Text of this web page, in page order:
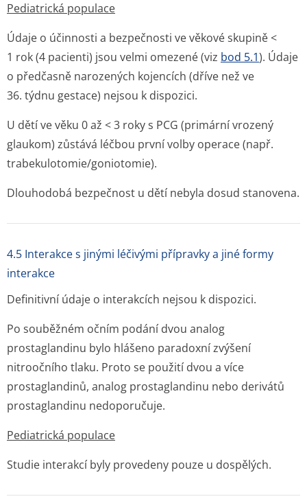
Pediatrická populace
Údaje o účinnosti a bezpečnosti ve věkové skupině <
1 rok (4 pacienti) jsou velmi omezené (viz bod 5.1). Údaje
o předčasně narozených kojencích (dříve než ve
36. týdnu gestace) nejsou k dispozici.
U dětí ve věku 0 až < 3 roky s PCG (primární vrozený
glaukom) zůstává léčbou první volby operace (např.
trabekulotomi­e/goniotomie).
Dlouhodobá bezpečnost u dětí nebyla dosud stanovena.
4.5 Interakce s jinými léčivými přípravky a jiné formy
interakce
Definitivní údaje o interakcích nejsou k dispozici.
Po souběžném očním podání dvou analog
prostaglandinu bylo hlášeno paradoxní zvýšení
nitroočního tlaku. Proto se použití dvou a více
prostaglandinů, analog prostaglandinu nebo derivátů
prostaglandinu nedoporučuje.
Pediatrická populace
Studie interakcí byly provedeny pouze u dospělých.